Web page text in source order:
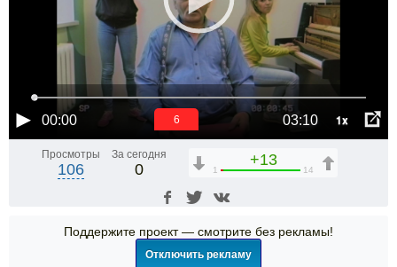
00:00 03:10 1x
6
Просмотры
106
За сегодня
0
+13
1 14
Поддержите проект — смотрите без рекламы!
Отключить рекламу